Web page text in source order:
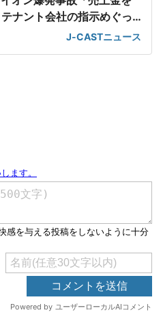
ナント会社の指示めぐっ
J-CASTニュース